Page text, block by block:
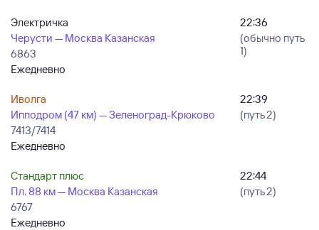
Электричка
Черусти — Москва Казанская
6863
Ежедневно
22:36
(обычно путь
1)
Иволга
Ипподром (47 км) — Зеленоград-Крюково
7413/7414
Ежедневно
22:39
(путь 2)
Стандарт плюс
Пл. 88 км — Москва Казанская
6767
Ежедневно
22:44
(путь 2)